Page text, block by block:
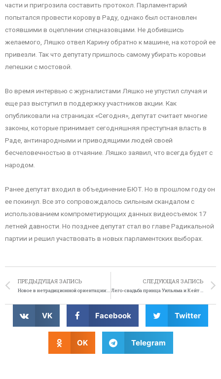
части и пригрозила составить протокол. Парламентарий
попытался провести корову в Раду, однако был остановлен
стоявшими в оцеплении спецназовцами. Не добившись
желаемого, Ляшко отвел Карину обратно к машине, на которой ее
привезли. Так что депутату пришлось самому убирать коровьи
лепешки с мостовой.
Во время интервью с журналистами Ляшко не упустил случая и
еще раз выступил в поддержку участников акции. Как
опубликовали на страницах «Сегодня», депутат считает многие
законы, которые принимает сегодняшняя преступная власть в
Раде, антинародными и приводящими людей своей
бесчеловечностью в отчаяние. Ляшко заявил, что всегда будет с
народом.
Ранее депутат входил в объединение БЮТ. Но в прошлом году он
ее покинул. Все это сопровождалось сильным скандалом с
использованием компрометирующих данных видеосъемок 17
летней давности. Но позднее депутат стал во главе Радикальной
партии и решил участвовать в новых парламентских выборах.
ПРЕДЫДУЩАЯ ЗАПИСЬ
Новое в нетрадиционной ориентации: гей-скинхеды
СЛЕДУЮЩАЯ ЗАПИСЬ
Лего-свадьба принца Уильяма и Кейт Миддлтон
VK Facebook Twitter
OK Telegram